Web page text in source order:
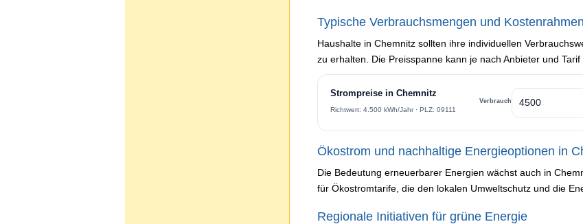
Typische Verbrauchsmengen und Kostenrahmen
Haushalte in Chemnitz sollten ihre individuellen
zu erhalten. Die Preisspanne kann je nach Anbieter und
Strompreise in Chemnitz
Richtwert: 4.500 kWh/Jahr · PLZ: 09111
Verbrauch
Ökostrom und nachhaltige Energieoptionen in
Die Bedeutung erneuerbarer Energien wächst auch in
für Ökostromtarife, die den lokalen Umweltschutz und die
Regionale Initiativen für grüne Energie